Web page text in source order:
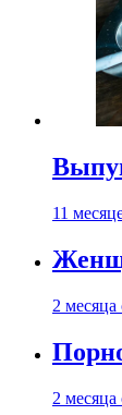
11
2 месяца
2 месяца